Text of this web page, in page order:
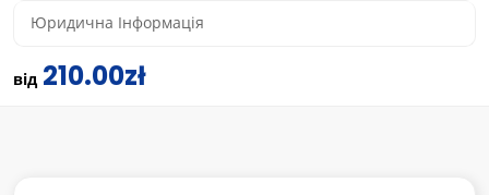
Юридична Інформація
від 210.00zł